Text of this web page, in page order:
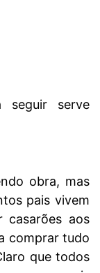
serve
obra, mas
pais vivem
casarões aos
comprar tudo
que todos